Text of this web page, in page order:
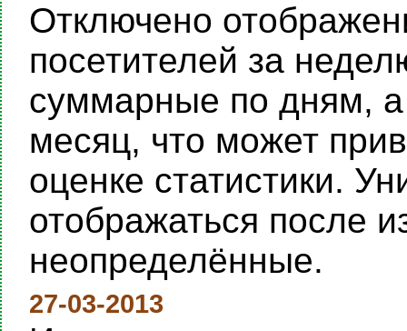
Отключено
посетителей за
суммарные по дням,
месяц, что может
оценке статистики.
отображаться после
неопределённые.
27-03-2013